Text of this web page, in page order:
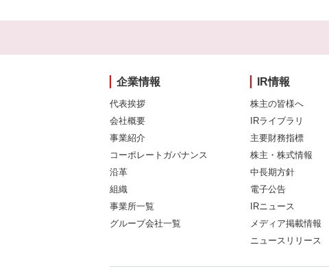
企業情報
代表挨拶
会社概要
事業紹介
コーポレートガバナンス
沿革
組織
事業所一覧
グループ会社一覧
IR情報
株主の皆様へ
IRライブラリ
主要財務指標
株主・株式情報
中長期方針
電子公告
IRニュース
メディア掲載情報
ニュースリリース